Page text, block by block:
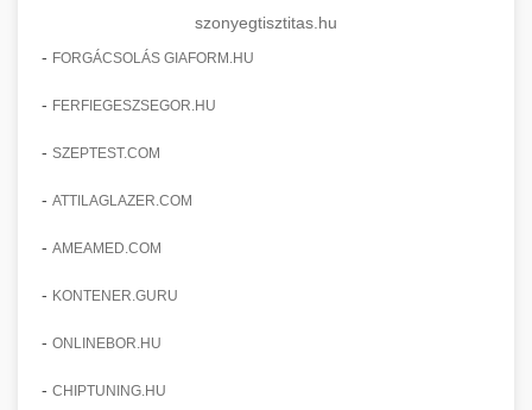
szonyegtisztitas.hu
- FORGÁCSOLÁS GIAFORM.HU
- FERFIEGESZSEGOR.HU
- SZEPTEST.COM
- ATTILAGLAZER.COM
- AMEAMED.COM
- KONTENER.GURU
- ONLINEBOR.HU
- CHIPTUNING.HU